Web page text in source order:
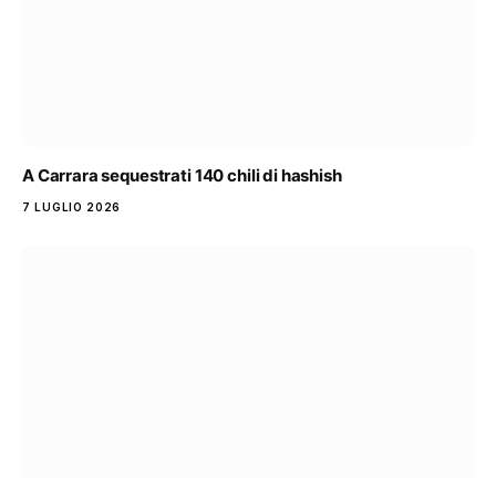
A Carrara sequestrati 140 chili di hashish
7 LUGLIO 2026